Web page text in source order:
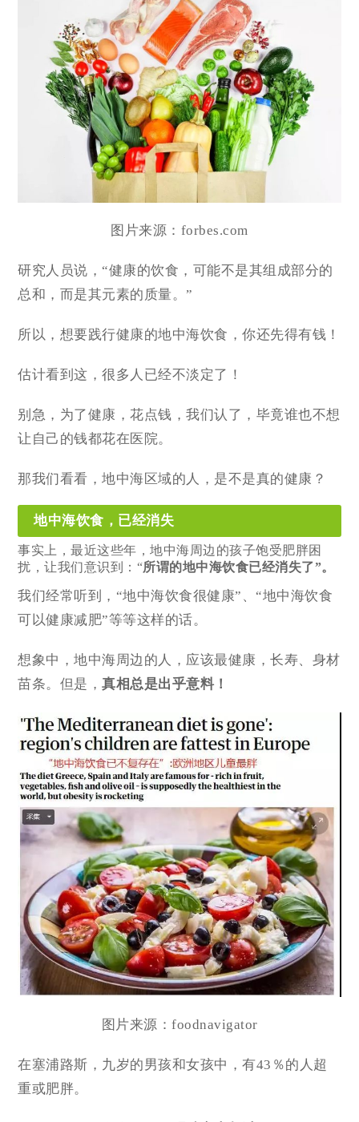
图片来源：forbes.com
研究人员说，“健康的饮食，可能不是其组成部分的
总和，而是其元素的质量。”
所以，想要践行健康的地中海饮食，你还先得有钱！
估计看到这，很多人已经不淡定了！
别急，为了健康，花点钱，我们认了，毕竟谁也不想
让自己的钱都花在医院。
那我们看看，地中海区域的人，是不是真的健康？
地中海饮食，已经消失
事实上，最近这些年，地中海周边的孩子饱受肥胖困
扰，让我们意识到：“所谓的地中海饮食已经消失了”。
我们经常听到，“地中海饮食很健康”、“地中海饮食
可以健康减肥”等等这样的话。
想象中，地中海周边的人，应该最健康，长寿、身材
苗条。但是，真相总是出乎意料！
图片来源：foodnavigator
在塞浦路斯，九岁的男孩和女孩中，有43％的人超
重或肥胖。